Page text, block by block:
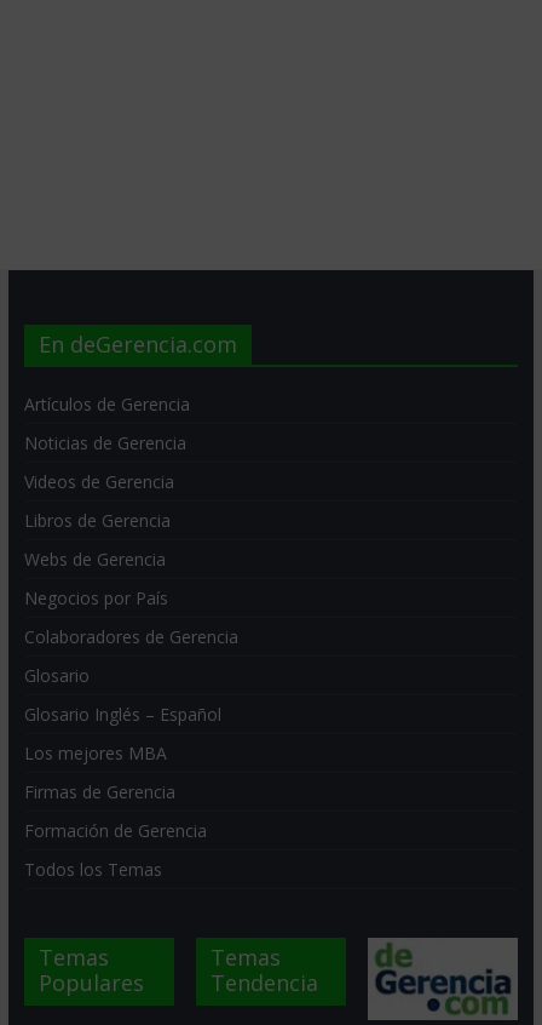
En deGerencia.com
Artículos de Gerencia
Noticias de Gerencia
Videos de Gerencia
Libros de Gerencia
Webs de Gerencia
Negocios por País
Colaboradores de Gerencia
Glosario
Glosario Inglés – Español
Los mejores MBA
Firmas de Gerencia
Formación de Gerencia
Todos los Temas
Temas
Populares
Temas
Tendencia